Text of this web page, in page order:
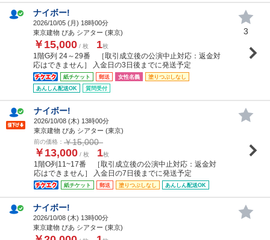
ナイボー!
2026/10/05 (月) 18時00分
東京建物 ぴあ シアター (東京)
￥15,000 / 枚 1枚
1階G列 24～29番 ［取引成立後の公演中止対応：返金対
応はできません］ 入金日の3日後までに発送予定
紙チケット 郵送 女性名義
塗りつぶしなし
あんしん配送OK
質問受付
3
ナイボー!
2026/10/08 (木) 13時00分
東京建物 ぴあ シアター (東京)
前の価格： ￥15,000
￥13,000 / 枚 1枚
1階O列11~17番 ［取引成立後の公演中止対応：返金対
応はできません］ 入金日の7日後までに発送予定
紙チケット 郵送 塗りつぶしなし あんしん配送OK
ナイボー!
2026/10/08 (木) 13時00分
東京建物 ぴあ シアター (東京)